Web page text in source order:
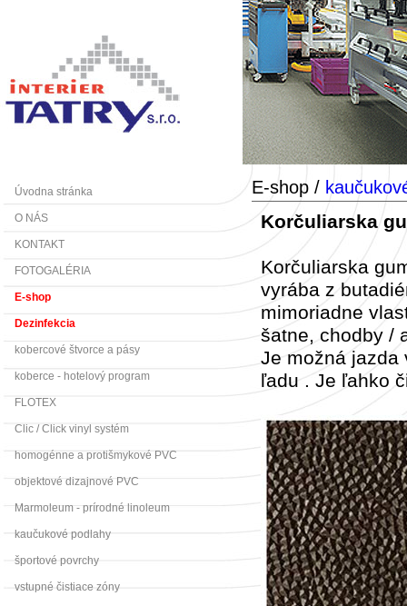
Úvodna stránka
O NÁS
KONTAKT
FOTOGALÉRIA
E-shop
Dezinfekcia
kobercové štvorce a pásy
koberce - hotelový program
FLOTEX
Clic / Click vinyl systém
homogénne a protišmykové PVC
objektové dizajnové PVC
Marmoleum - prírodné linoleum
kaučukové podlahy
športové povrchy
vstupné čistiace zóny
E-shop /
Korčuliarska
Korčuliarska
vyrába z
mimoriadne
šatne, chodby /
Je možná jazda
ľadu . Je ľahko